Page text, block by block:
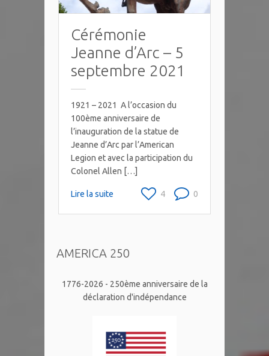
Cérémonie
Jeanne d’Arc – 5
septembre 2021
1921 – 2021 A l’occasion du
100ème anniversaire de
l’inauguration de la statue de
Jeanne d’Arc par l’American
Legion et avec la participation du
Colonel Allen […]
Lire la suite 0
4
AMERICA 250
1776-2026 - 250ème anniversaire de la
déclaration d'indépendance